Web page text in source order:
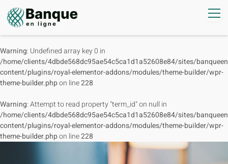
Warning: Undefined array key 0 in
/home/clients/4dbde568dc95ae54c5ca1d1a52608e84/sites/
content/plugins/royal-elementor-addons/modules/theme-builder/wpr-
theme-builder.phpon line228
Warning: Attempt to read property "term_id" on null in
/home/clients/4dbde568dc95ae54c5ca1d1a52608e84/sites/
content/plugins/royal-elementor-addons/modules/theme-builder/wpr-
theme-builder.phpon line228